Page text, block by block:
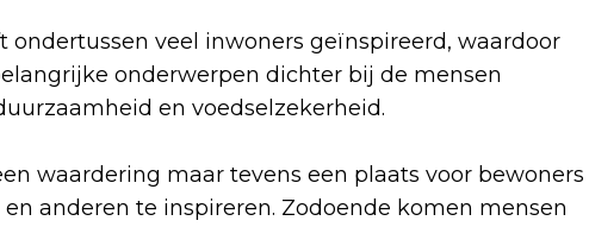
ondertussen veel inwoners geïnspireerd, waardoor
onderwerpen dichter bij de mensen
en voedselzekerheid.
waardering maar tevens een plaats voor bewoners
anderen te inspireren. Zodoende komen mensen